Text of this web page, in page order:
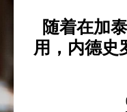
随着在加
用，内德史